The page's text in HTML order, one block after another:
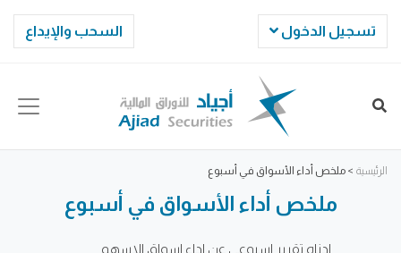
السحب والإيداع تسجيل الدخول
الرئيسية > ملخص أداء الأسواق في أسبوع
ملخص أداء الأسواق في أسبوع
ادناه تقرير اسبوعي عن اداء اسواق الاسهم